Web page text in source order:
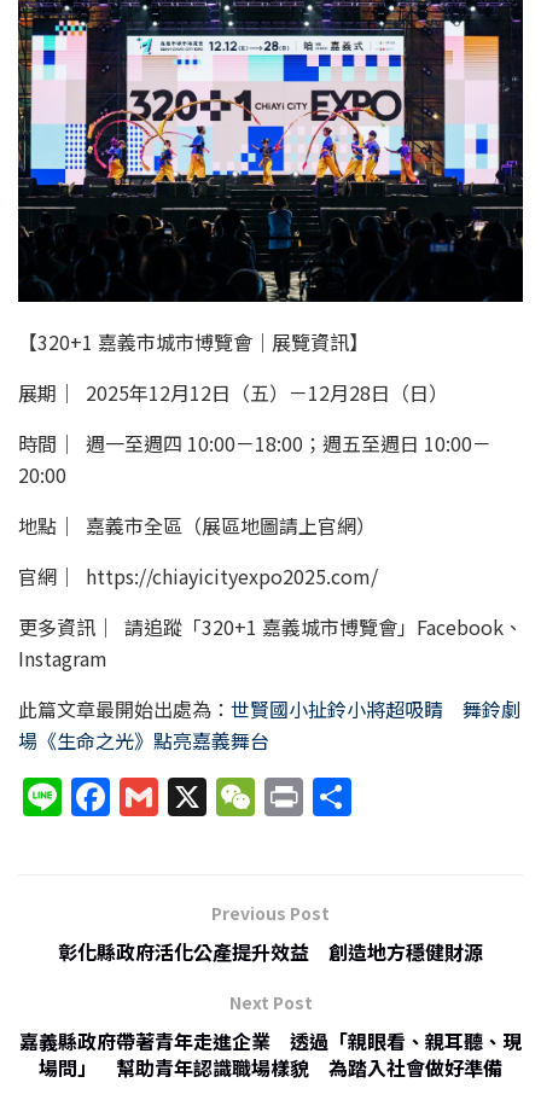
【320+1 嘉義市城市博覽會｜展覽資訊】
展期｜ 2025年12月12日（五）－12月28日（日）
時間｜ 週一至週四 10:00－18:00；週五至週日 10:00－
20:00
地點｜ 嘉義市全區（展區地圖請上官網）
官網｜ https://chiayicityexpo2025.com/
更多資訊｜ 請追蹤「320+1 嘉義城市博覽會」Facebook、
Instagram
此篇文章最開始出處為： 世賢國小扯鈴小將超吸睛 舞鈴劇
場《生命之光》點亮嘉義舞台
Li
n
F
a
b
o
k
G
m
X W
e
h
at
P
ri
Previous Post
彰化縣政府活化公產提升效益 創造地方穩健財源
Next Post
嘉義縣政府帶著青年走進企業 透過「親眼看、親耳聽、現
場問」 幫助青年認識職場樣貌 為踏入社會做好準備